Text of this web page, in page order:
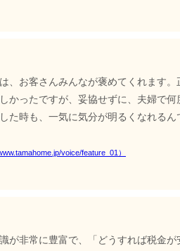
、お客さんみんなが褒めてくれます
かったですが、妥協せずに、夫婦で
た時も、一気に気分が明るくなれるん
voice/feature_01）
が非常に豊富で、「どうすれば税金